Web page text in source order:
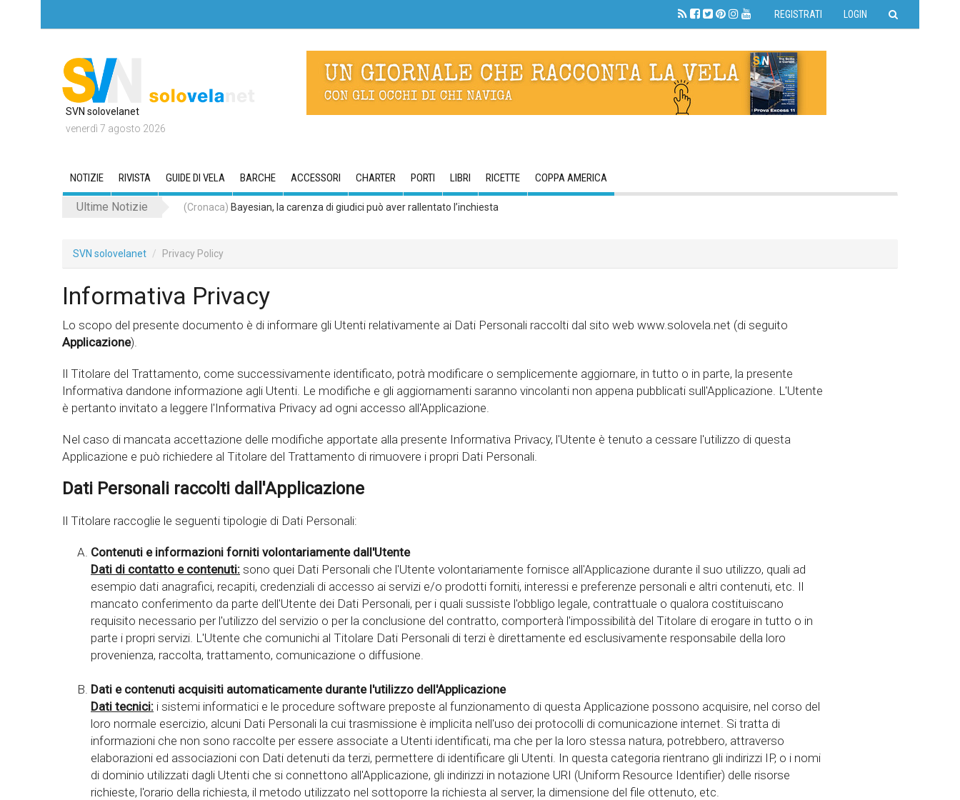
REGISTRATI LOGIN
SVN solovelanet
venerdì 7 agosto 2026
NOTIZIE RIVISTA GUIDE DI VELA BARCHE ACCESSORI CHARTER PORTI LIBRI RICETTE COPPA AMERICA
Ultime Notizie (Cronaca) Skaw A, il 40 piedi da crociera con prua scow e foil
SVN solovelanet Privacy Policy
Informativa Privacy
Lo scopo del presente documento è di informare gli Utenti relativamente ai Dati Personali raccolti dal sito web www.solovela.net (di seguito
Applicazione).
Il Titolare del Trattamento, come successivamente identificato, potrà modificare o semplicemente aggiornare, in tutto o in parte, la presente
Informativa dandone informazione agli Utenti. Le modifiche e gli aggiornamenti saranno vincolanti non appena pubblicati sull'Applicazione. L'Utente
è pertanto invitato a leggere l'Informativa Privacy ad ogni accesso all'Applicazione.
Nel caso di mancata accettazione delle modifiche apportate alla presente Informativa Privacy, l'Utente è tenuto a cessare l'utilizzo di questa
Applicazione e può richiedere al Titolare del Trattamento di rimuovere i propri Dati Personali.
Dati Personali raccolti dall'Applicazione
Il Titolare raccoglie le seguenti tipologie di Dati Personali:
Contenuti e informazioni forniti volontariamente dall'Utente
Dati di contatto e contenuti: sono quei Dati Personali che l'Utente volontariamente fornisce all'Applicazione durante il suo utilizzo, quali ad
esempio dati anagrafici, recapiti, credenziali di accesso ai servizi e/o prodotti forniti, interessi e preferenze personali e altri contenuti, etc. Il
mancato conferimento da parte dell'Utente dei Dati Personali, per i quali sussiste l'obbligo legale, contrattuale o qualora costituiscano
requisito necessario per l'utilizzo del servizio o per la conclusione del contratto, comporterà l'impossibilità del Titolare di erogare in tutto o in
parte i propri servizi. L'Utente che comunichi al Titolare Dati Personali di terzi è direttamente ed esclusivamente responsabile della loro
provenienza, raccolta, trattamento, comunicazione o diffusione.
Dati e contenuti acquisiti automaticamente durante l'utilizzo dell'Applicazione
Dati tecnici: i sistemi informatici e le procedure software preposte al funzionamento di questa Applicazione possono acquisire, nel corso del
loro normale esercizio, alcuni Dati Personali la cui trasmissione è implicita nell'uso dei protocolli di comunicazione internet. Si tratta di
informazioni che non sono raccolte per essere associate a Utenti identificati, ma che per la loro stessa natura, potrebbero, attraverso
elaborazioni ed associazioni con Dati detenuti da terzi, permettere di identificare gli Utenti. In questa categoria rientrano gli indirizzi IP, o i nomi
di dominio utilizzati dagli Utenti che si connettono all'Applicazione, gli indirizzi in notazione URI (Uniform Resource Identifier) delle risorse
richieste, l'orario della richiesta, il metodo utilizzato nel sottoporre la richiesta al server, la dimensione del file ottenuto, etc.